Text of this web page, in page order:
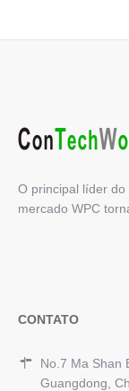
O principal líder
mercado WPC
CONTATO
No.7 Ma Shan
Guangdong,